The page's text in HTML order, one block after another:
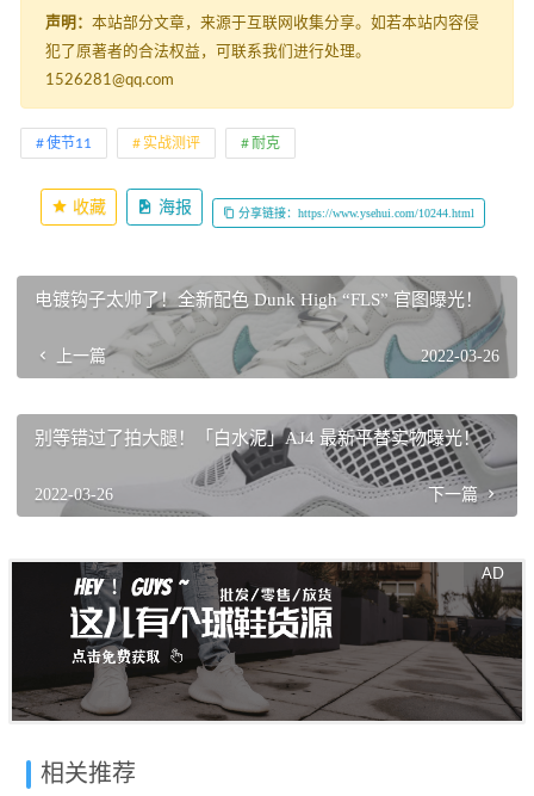
声明： 本站部分文章，来源于互联网收集分享。如若本站内容侵
犯了原著者的合法权益，可联系我们进行处理。
1526281@qq.com
使节11 实战测评 耐克
收藏 海报 分享链接：https://www.ysehui.com/10244.html
电镀钩子太帅了！全新配色 Dunk High “FLS” 官图曝光！
上一篇 2022-03-26
别等错过了拍大腿！「白水泥」AJ4 最新平替实物曝光！
2022-03-26 下一篇
相关推荐